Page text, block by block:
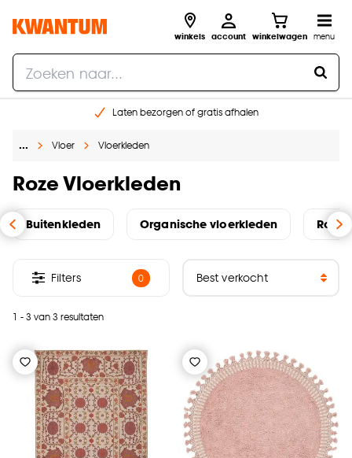
winkels account winkelwagen menu
Laten bezorgen of gratis afhalen
Gratis raam advies en opmeten aan huis
… Vloer Vloerkleden
Roze Vloerkleden
Buitenkleden Organische vloerkleden
1 - 3 van 3 resultaten
Filters 0